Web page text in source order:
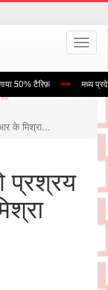
50% टैरिफ़ मध्य
के मिश्रा...
प्रश्रय